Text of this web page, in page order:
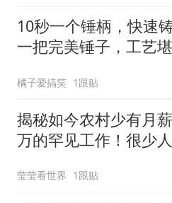
10秒一个锤柄，快速
一把完美锤子，工艺
橘子爱搞笑 1跟贴
揭秘如今农村少有月
万的罕见工作！很少
莹莹看世界 1跟贴